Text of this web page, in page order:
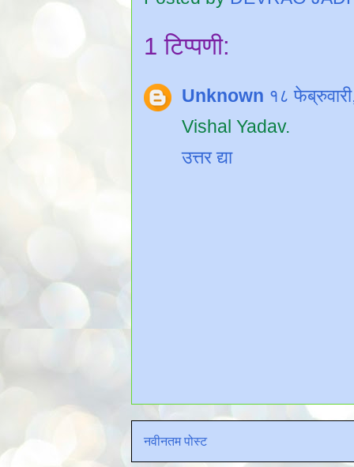
1 टिप्पणी:
Unknown १८
Vishal Yadav.
उत्तर द्या
नवीनतम पोस्ट